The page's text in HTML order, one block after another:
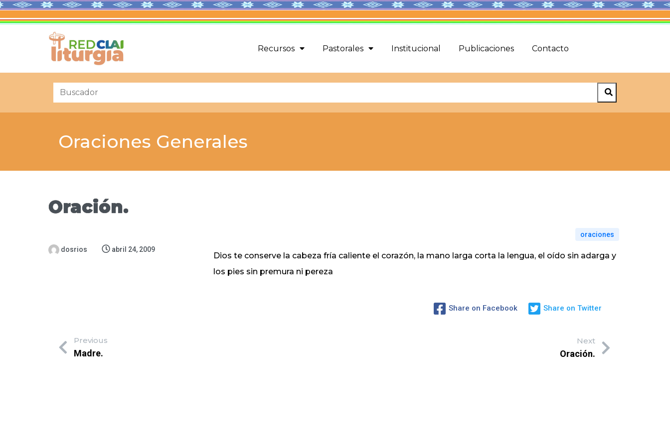
Recursos Pastorales Institucional Publicaciones Contacto
Oraciones Generales
Oración.
dosrios abril 24, 2009
oraciones
Dios te conserve la cabeza fría caliente el corazón, la mano larga corta la lengua, el oído sin adarga y
los pies sin premura ni pereza
Share on Facebook Share on Twitter
Previous
Madre.
Next
Oración.